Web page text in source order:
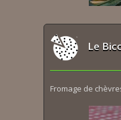
Le
Fromage de